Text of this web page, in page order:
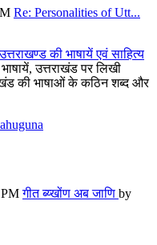
Re: Personalities of Utt...
की भाषायें एवं साहित्य
उत्तराखंड पर लिखी
की भाषाओं के कठिन शब्द और
PMगीत ब्य्खोंण अब जाणि by